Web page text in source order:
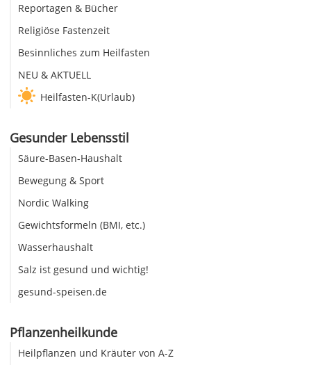
Reportagen & Bücher
Religiöse Fastenzeit
Besinnliches zum Heilfasten
NEU & AKTUELL
Heilfasten-K(Urlaub)
Gesunder Lebensstil
Säure-Basen-Haushalt
Bewegung & Sport
Nordic Walking
Gewichtsformeln (BMI, etc.)
Wasserhaushalt
Salz ist gesund und wichtig!
gesund-speisen.de
Pflanzenheilkunde
Heilpflanzen und Kräuter von A-Z